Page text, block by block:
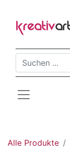
Alle Produkte